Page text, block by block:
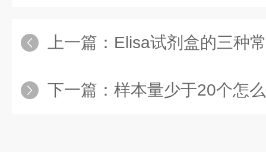
上一篇： Elisa试剂盒的三种
下一篇： 样本量少于20个怎